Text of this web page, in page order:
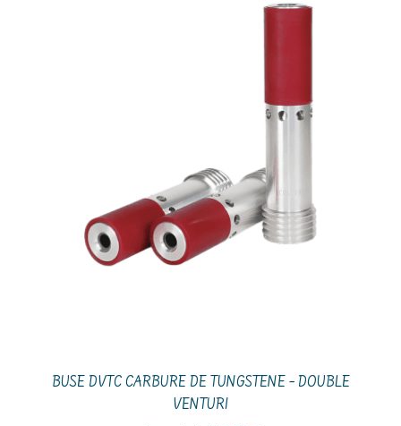
BUSE DVTC CARBURE DE TUNGSTENE – DOUBLE
VENTURI